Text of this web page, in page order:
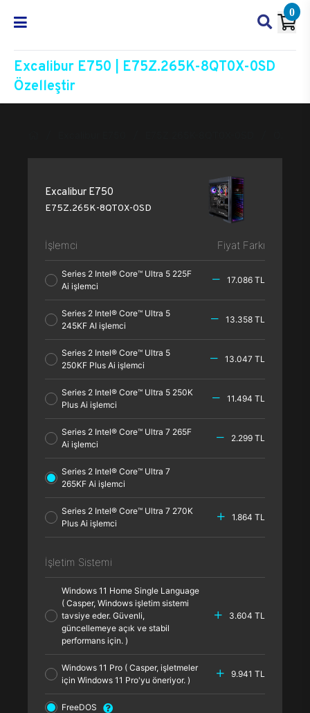
0
Excalibur E750 | E75Z.265K-8QT0X-0SD
Özelleştir
Excalibur E750
E75Z.265K-8QT0X-0SD
İşlemci Fiyat Farkı
Series 2 Intel® Core™ Ultra 5 225F
Ai işlemci
17.086 TL
Series 2 Intel® Core™ Ultra 5
245KF AI işlemci
13.358 TL
Series 2 Intel® Core™ Ultra 5
250KF Plus Ai işlemci
13.047 TL
Series 2 Intel® Core™ Ultra 5 250K
Plus Ai işlemci
11.494 TL
Series 2 Intel® Core™ Ultra 7 265F
Ai işlemci
2.299 TL
Series 2 Intel® Core™ Ultra 7
265KF Ai işlemci
Series 2 Intel® Core™ Ultra 7 270K
Plus Ai işlemci
1.864 TL
İşletim Sistemi
Windows 11 Home Single Language
( Casper, Windows işletim sistemi
tavsiye eder. Güvenli,
güncellemeye açık ve stabil
performans için. )
3.604 TL
Windows 11 Pro ( Casper, işletmeler
için Windows 11 Pro'yu öneriyor. )
9.941 TL
FreeDOS